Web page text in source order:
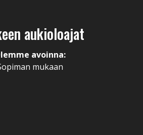
aukioloajat
avoinna:
mukaan